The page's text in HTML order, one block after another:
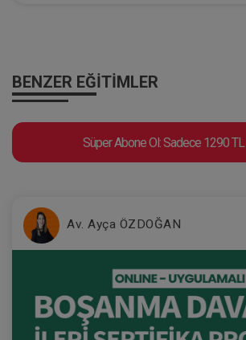
BENZER EĞITIMLER
Süper Abone Ol: Sadece 1290 TL
Av. Ayça ÖZDOĞAN